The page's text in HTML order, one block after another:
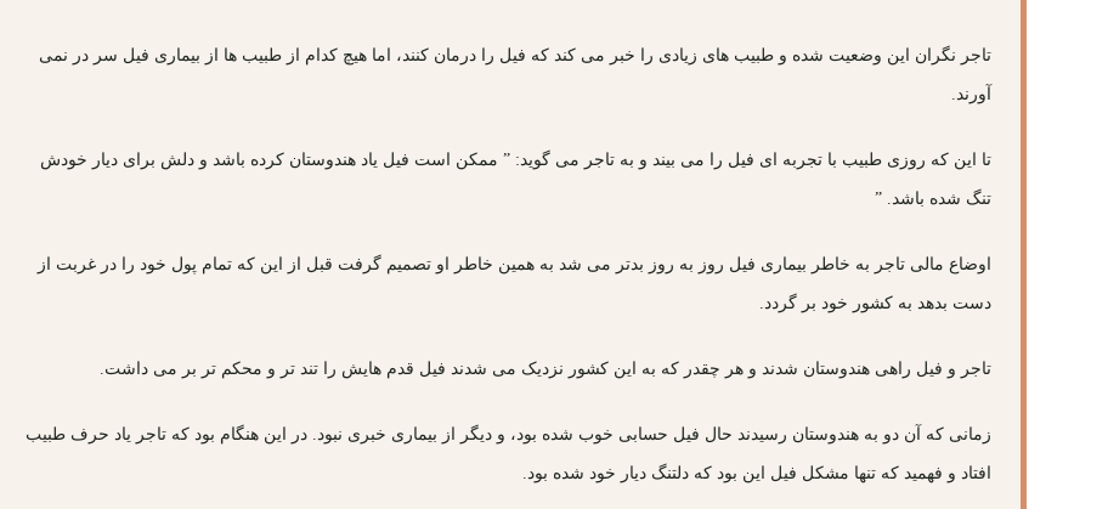
تاجر نگران این وضعیت شده و طبیب های زیادی را خبر می کند که فیل را درمان کنند، اما هیچ کدام از طبیب ها از بیماری فیل سر در نمی
آورند.
تا این که روزی طبیب با تجربه ای فیل را می بیند و به تاجر می گوید: ” ممکن است فیل یاد هندوستان کرده باشد و دلش برای دیار خودش
تنگ شده باشد. ”
اوضاع مالی تاجر به خاطر بیماری فیل روز به روز بدتر می شد به همین خاطر او تصمیم گرفت قبل از این که تمام پول خود را در غربت از
دست بدهد به کشور خود بر گردد.
تاجر و فیل راهی هندوستان شدند و هر چقدر که به این کشور نزدیک می شدند فیل قدم هایش را تند تر و محکم تر بر می داشت.
زمانی که آن دو به هندوستان رسیدند حال فیل حسابی خوب شده بود، و دیگر از بیماری خبری نبود. در این هنگام بود که تاجر یاد حرف طبیب
افتاد و فهمید که تنها مشکل فیل این بود که دلتنگ دیار خود شده بود.